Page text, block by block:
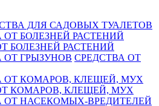
ДЛЯ САДОВЫХ ТУАЛЕТОВ
БОЛЕЗНЕЙ РАСТЕНИЙ
СРЕДСТВА ОТ
КОМАРОВ, КЛЕЩЕЙ, МУХ